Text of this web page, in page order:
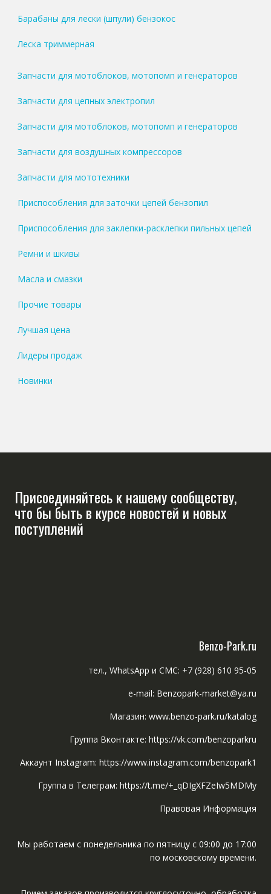
Барабаны для лески (шпули) бензокос
Леска триммерная
Запчасти для мотоблоков, мотопомп и генераторов
Запчасти для цепных электропил
Запчасти для мотоблоков, мотопомп и генераторов
Запчасти для воздушных компрессоров
Запчасти для мототехники
Приспособления для заточки цепей бензопил
Приспособления для заклепки-расклепки пильных цепей
Ремни и шкивы
Масла и смазки
Прочие товары
Лучшая цена
Лидеры продаж
Новинки
Присоединяйтесь к нашему сообществу,
что бы быть в курсе новостей и новых
поступлений
Benzo-Park.ru
тел., WhatsApp и СМС: +7 (928) 610 95-05
e-mail: Benzopark-market@ya.ru
Магазин: www.benzo-park.ru/katalog
Группа Вконтакте: https://vk.com/benzoparkru
Аккаунт Instagram: https://www.instagram.com/benzopark1
Группа в Телеграм: https://t.me/+_qDIgXFZeIw5MDMy
Правовая Информация
Мы работаем с понедельника по пятницу с 09:00 до 17:00
по московскому времени.